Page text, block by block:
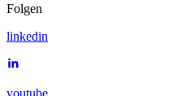
Folgen
linkedin
youtube